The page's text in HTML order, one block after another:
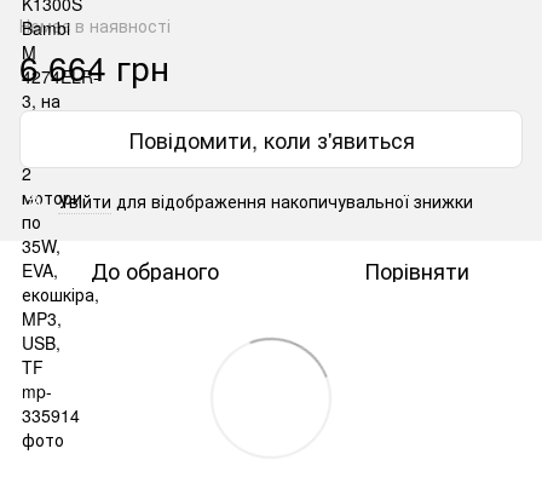
Немає в наявності
6 664 грн
Повідомити, коли з'явиться
% Увійти для відображення накопичувальної знижки
До обраного Порівняти